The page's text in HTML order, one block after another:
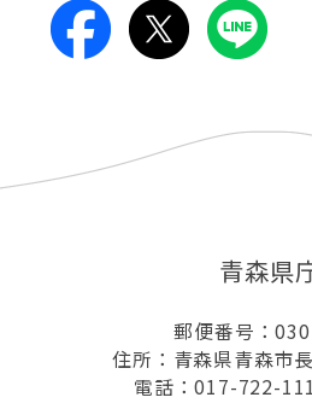
青森県
郵便番号：
住所：青森県青森市
電話：017-722-